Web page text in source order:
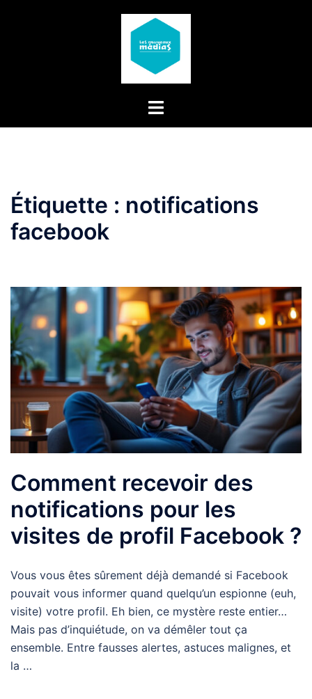
Étiquette : notifications
facebook
Comment recevoir des
notifications pour les
visites de profil Facebook ?
Vous vous êtes sûrement déjà demandé si Facebook
pouvait vous informer quand quelqu’un espionne (euh,
visite) votre profil. Eh bien, ce mystère reste entier…
Mais pas d’inquiétude, on va démêler tout ça
ensemble. Entre fausses alertes, astuces malignes, et
la …